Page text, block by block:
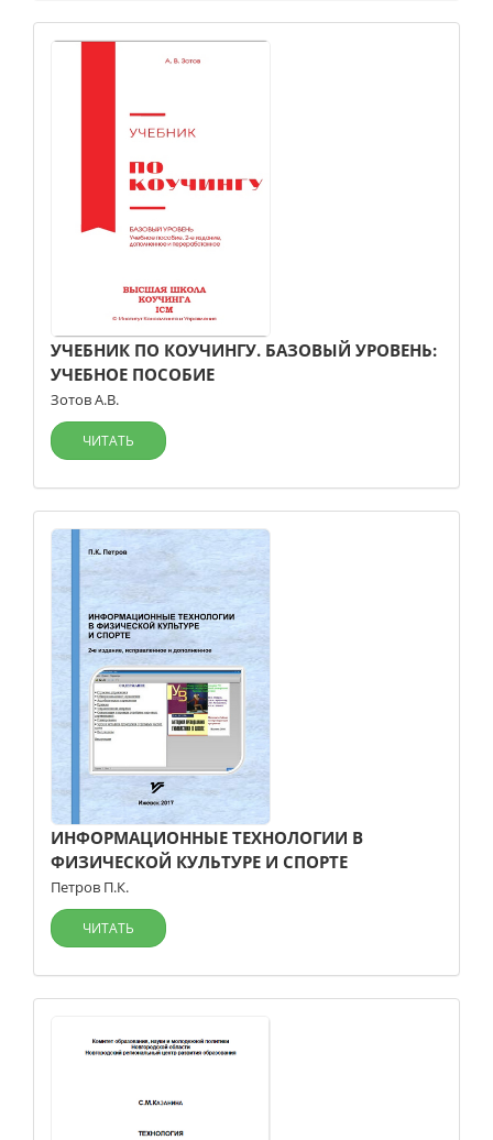
УЧЕБНИК ПО КОУЧИНГУ. БАЗОВЫЙ УРОВЕНЬ:
УЧЕБНОЕ ПОСОБИЕ
Зотов А.В.
ЧИТАТЬ
ИНФОРМАЦИОННЫЕ ТЕХНОЛОГИИ В
ФИЗИЧЕСКОЙ КУЛЬТУРЕ И СПОРТЕ
Петров П.К.
ЧИТАТЬ